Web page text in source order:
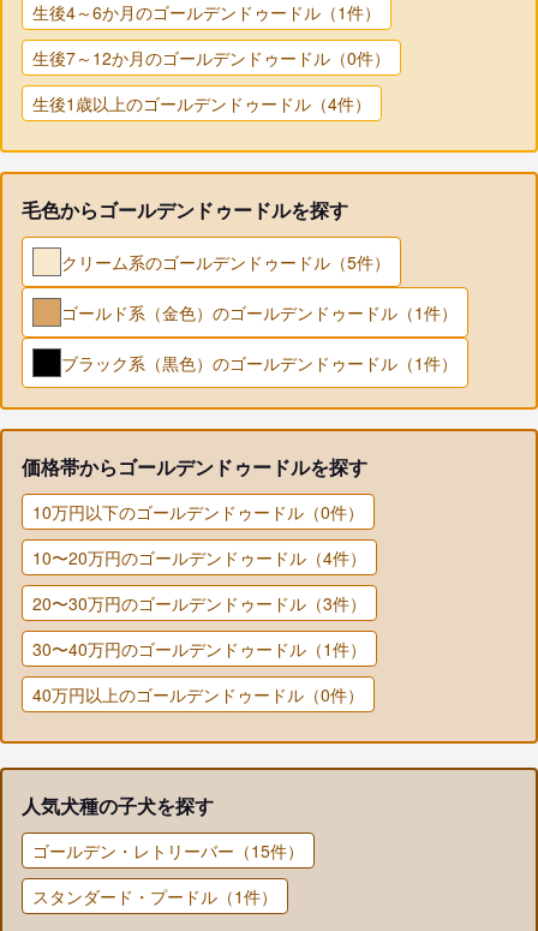
生後4～6か月のゴールデンドゥードル（1件）
生後7～12か月のゴールデンドゥードル（0件）
生後1歳以上のゴールデンドゥードル（4件）
毛色からゴールデンドゥードルを探す
クリーム系のゴールデンドゥードル（5件）
ゴールド系（金色）のゴールデンドゥードル（1件）
ブラック系（黒色）のゴールデンドゥードル（1件）
価格帯からゴールデンドゥードルを探す
10万円以下のゴールデンドゥードル（0件）
10〜20万円のゴールデンドゥードル（4件）
20〜30万円のゴールデンドゥードル（3件）
30〜40万円のゴールデンドゥードル（1件）
40万円以上のゴールデンドゥードル（0件）
人気犬種の子犬を探す
ゴールデン・レトリーバー（15件）
スタンダード・プードル（1件）